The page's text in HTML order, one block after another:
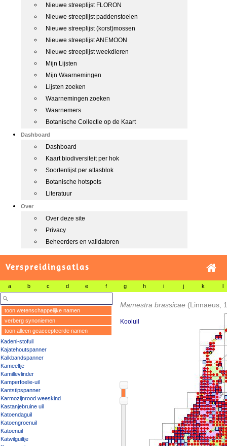
Nieuwe streeplijst FLORON
Nieuwe streeplijst paddenstoelen
Nieuwe streeplijst (korst)mossen
Nieuwe streeplijst ANEMOON
Nieuwe streeplijst weekdieren
Mijn Lijsten
Mijn Waarnemingen
Lijsten zoeken
Waarnemingen zoeken
Waarnemers
Botanische Collectie op de Kaart
Dashboard
Dashboard
Kaart biodiversiteit per hok
Soortenlijst per atlasblok
Botanische hotspots
Literatuur
Over
Over deze site
Privacy
Beheerders en validatoren
Verspreidingsatlas
a b c d e f g h i j k l
toon wetenschappelijke namen
verberg synoniemen
toon alleen geaccepteerde namen
Kadeni-stofuil
Kajatehoutspanner
Kalkbandspanner
Kameeltje
Kamillevlinder
Kamperfoelie-uil
Kantstipspanner
Karmozijnrood weeskind
Kastanjebruine uil
Katoendaguil
Katoengroenuil
Katoenuil
Katwilguiltje
Mamestra brassicae (Linnaeus,
Kooluil